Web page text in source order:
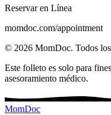
Reservar en Línea
momdoc.com/appointment
© 2026 MomDoc. Todos
Este folleto es solo para
asesoramiento médico.
MomDoc